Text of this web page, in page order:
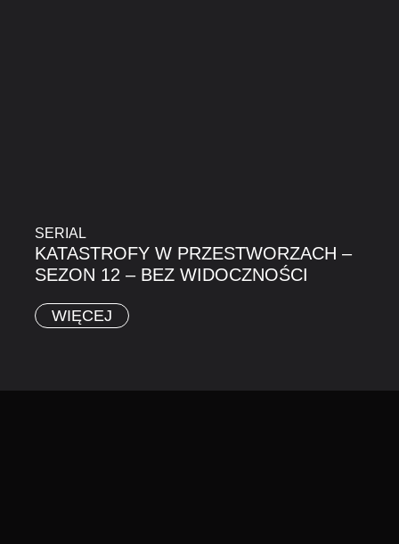
SERIAL
KATASTROFY W PRZESTWORZACH –
SEZON 12 – BEZ WIDOCZNOŚCI
WIĘCEJ